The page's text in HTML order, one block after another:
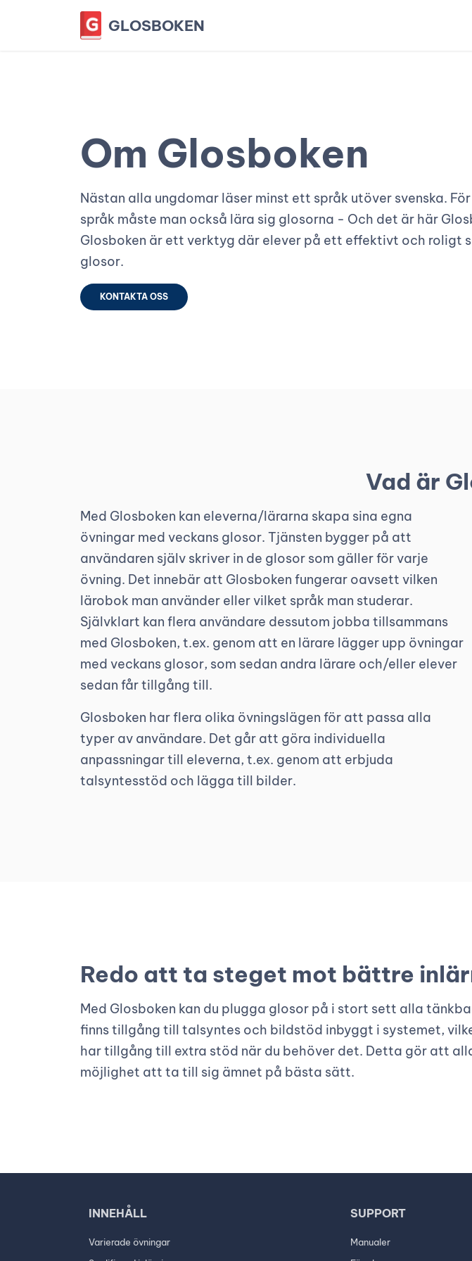
GLOSBOKEN
Om Glosboken
Nästan alla ungdomar läser minst ett språk utöver svenska.
språk måste man också lära sig glosorna - Och det är här
Glosboken är ett verktyg där elever på ett effektivt och roligt
glosor.
KONTAKTA OSS
Vad är
Med Glosboken kan eleverna/lärarna skapa sina egna
övningar med veckans glosor. Tjänsten bygger på att
användaren själv skriver in de glosor som gäller för varje
övning. Det innebär att Glosboken fungerar oavsett vilken
lärobok man använder eller vilket språk man studerar.
Självklart kan flera användare dessutom jobba tillsammans
med Glosboken, t.ex. genom att en lärare lägger upp övningar
med veckans glosor, som sedan andra lärare och/eller elever
sedan får tillgång till.
Glosboken har flera olika övningslägen för att passa alla
typer av användare. Det går att göra individuella
anpassningar till eleverna, t.ex. genom att erbjuda
talsyntesstöd och lägga till bilder.
Redo att ta steget mot bättre
Med Glosboken kan du plugga glosor på i stort sett alla
finns tillgång till talsyntes och bildstöd inbyggt i systemet,
har tillgång till extra stöd när du behöver det. Detta gör att
möjlighet att ta till sig ämnet på bästa sätt.
INNEHÅLL
Varierade övningar
SUPPORT
Manualer